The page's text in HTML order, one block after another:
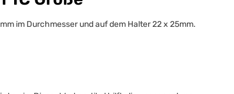
im Durchmesser und auf dem Halter 22 x 25mm.